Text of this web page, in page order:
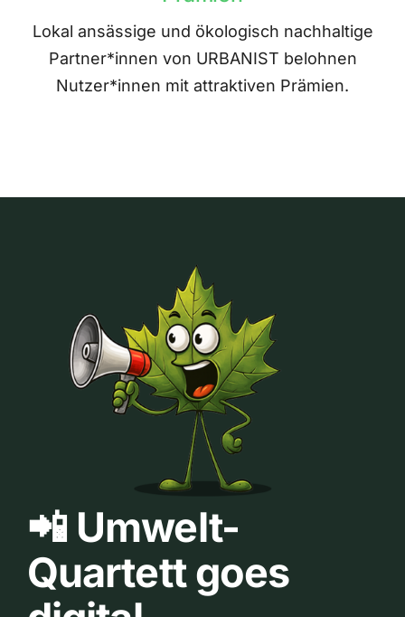
Lokal ansässige und ökologisch nachhaltige
Partner*innen von URBANIST belohnen
Nutzer*innen mit attraktiven Prämien.
📲 Umwelt-
Quartett goes